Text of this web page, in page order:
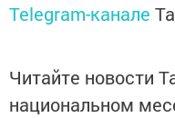
Telegram-канале
Читайте новости
национальном